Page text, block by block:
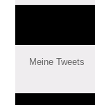
Meine Tweets